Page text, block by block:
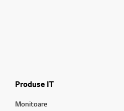
Produse IT
Monitoare